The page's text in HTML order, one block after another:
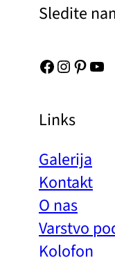
Sledite
Facebook Instagram Pinterest YouTube
Links
Galerija
Kontakt
O nas
Varstvo
Kolofon